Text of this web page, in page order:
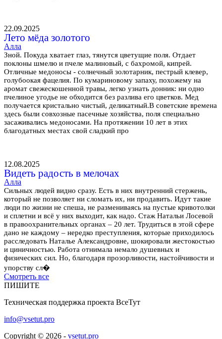
22.09.2025
Лето мёда золотого
Алла
Зной. Покуда хватает глаз, тянутся цветущие поля. Отдает
поклоны шмелю и пчеле малиновый, с бахромой, кипрей.
Отличные медоносы - солнечный золотарник, пестрый клевер,
голубоокая фацелия. По кумариновому запаху, похожему на
аромат свежескошенной травы, легко узнать донник: ни одно
пчелиное угодье не обходится без разлива его цветков. Мед
получается кристально чистый, деликатный.В советские времена
здесь были совхозные пасечные хозяйства, поля специально
засаживались медоносами. На протяжении 10 лет в этих
благодатных местах свой сладкий про
12.08.2025
Видеть радость в мелочах
Алла
Сильных людей видно сразу. Есть в них внутренний стержень,
который не позволяет ни сломать их, ни продавить. Идут такие
люди по жизни не спеша, не размениваясь на пустые кривотолки
и сплетни и всё у них выходит, как надо. Стаж Натальи Лосевой
в правоохранительных органах – 20 лет. Трудиться в этой сфере
дано не каждому – нередко преступления, которые приходилось
расследовать Наталье Александровне, шокировали жестокостью
и циничностью. Работа отнимала немало душевных и
физических сил. Но, благодаря прозорливости, настойчивости и
упорству сл�
Смотреть все
ПИШИТЕ
Техническая поддержка проекта ВсеТут
info@vsetut.pro
Copyright © 2026 - vsetut.pro